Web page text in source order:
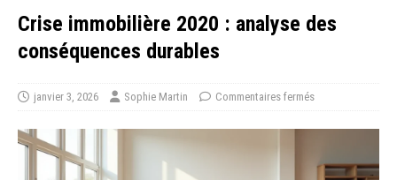
Crise immobilière 2020 : analyse des
conséquences durables
janvier 3, 2026 Sophie Martin Commentaires fermés